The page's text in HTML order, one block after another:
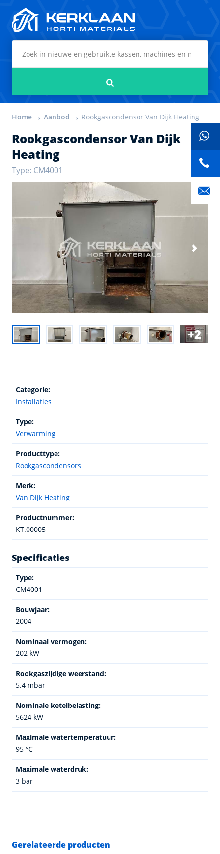
Home Aanbod Rookgascondensor Van Dijk Heating
Rookgascondensor Van Dijk
Heating
Type: CM4001
2
Categorie:
Installaties
Type:
Verwarming
Producttype:
Rookgascondensors
Merk:
Van Dijk Heating
Productnummer:
KT.00005
Specificaties
Type:
CM4001
Bouwjaar:
2004
Nominaal vermogen:
202 kW
Rookgaszijdige weerstand:
5.4 mbar
Nominale ketelbelasting:
5624 kW
Maximale watertemperatuur:
95 °C
Maximale waterdruk:
3 bar
Gerelateerde producten